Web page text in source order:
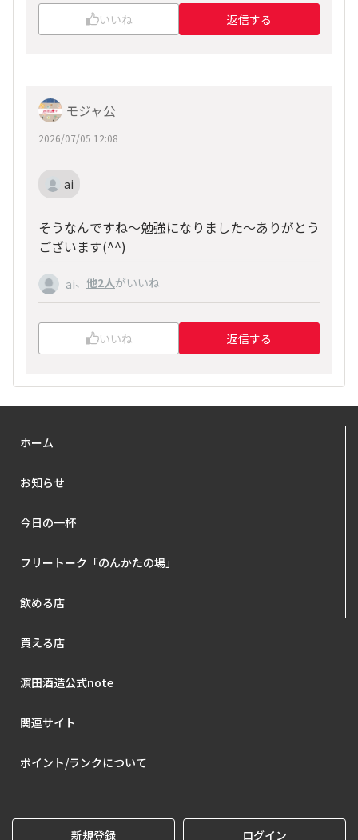
いいね 返信する
モジャ公
2026/07/05 12:08
ai
そうなんですね〜勉強になりました〜ありがとう
ございます(^^)
ai、 他2人がいいね
いいね 返信する
ホーム
お知らせ
今日の一杯
フリートーク「のんかたの場」
飲める店
買える店
濵田酒造公式note
関連サイト
ポイント/ランクについて
新規登録 ログイン